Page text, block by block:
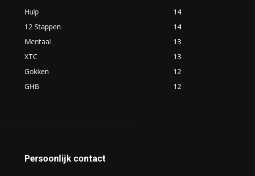
Hulp
14
12 Stappen
14
Mentaal
13
XTC
13
Gokken
12
GHB
12
Persoonlijk contact